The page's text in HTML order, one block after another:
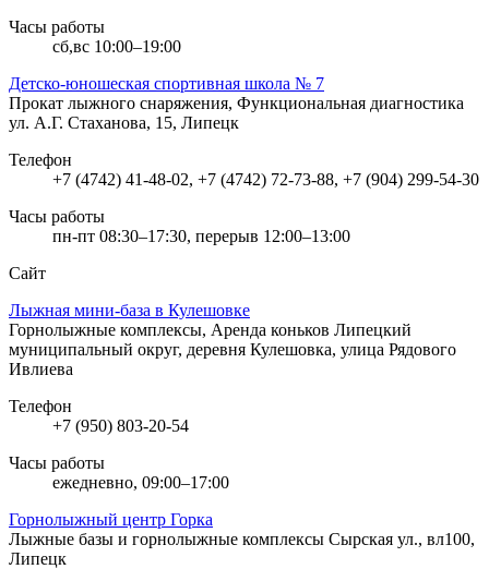
Часы работы
сб,вс 10:00–19:00
Детско-юношеская спортивная школа № 7
Прокат лыжного снаряжения, Функциональная диагностика
ул. А.Г. Стаханова, 15, Липецк
Телефон
+7 (4742) 41-48-02, +7 (4742) 72-73-88, +7 (904) 299-54-30
Часы работы
пн-пт 08:30–17:30, перерыв 12:00–13:00
Сайт
Лыжная мини-база в Кулешовке
Горнолыжные комплексы, Аренда коньков Липецкий
муниципальный округ, деревня Кулешовка, улица Рядового
Ивлиева
Телефон
+7 (950) 803-20-54
Часы работы
ежедневно, 09:00–17:00
Горнолыжный центр Горка
Лыжные базы и горнолыжные комплексы Сырская ул., вл100,
Липецк